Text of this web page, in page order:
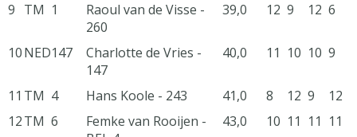
9 TM 1
Raoul van de Visse -
260
39,0 12 9 12 6
10NED147
Charlotte de Vries -
147
40,0 11 10 10 9
11 TM 4 Hans Koole - 243 41,0 8 12 9
12
12TM 6
Femke van Rooijen -
43,0 10 11 11 11